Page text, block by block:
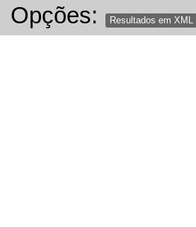
Opções: Resultados em XML